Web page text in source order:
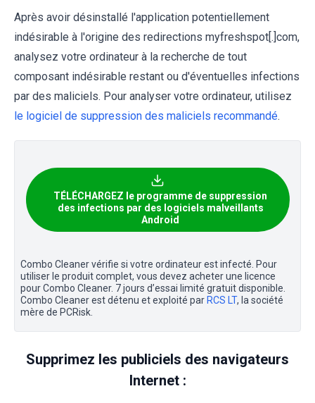
Après avoir désinstallé l'application potentiellement
indésirable à l'origine des redirections myfreshspot[.]com,
analysez votre ordinateur à la recherche de tout
composant indésirable restant ou d'éventuelles infections
par des maliciels. Pour analyser votre ordinateur, utilisez
le logiciel de suppression des maliciels recommandé.
TÉLÉCHARGEZ le programme de suppression
des infections par des logiciels malveillants
Android
Combo Cleaner vérifie si votre ordinateur est infecté. Pour
utiliser le produit complet, vous devez acheter une licence
pour Combo Cleaner. 7 jours d’essai limité gratuit disponible.
Combo Cleaner est détenu et exploité par RCS LT, la société
mère de PCRisk.
Supprimez les publiciels des navigateurs
Internet :